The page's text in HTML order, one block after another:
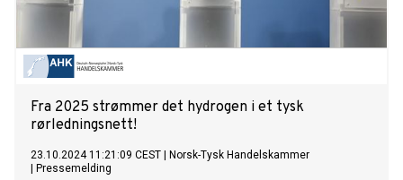
Fra 2025 strømmer det hydrogen i et tysk
rørledningsnett!
23.10.2024 11:21:09 CEST
Norsk-Tysk Handelskammer
Pressemelding